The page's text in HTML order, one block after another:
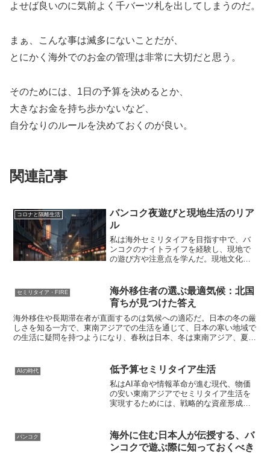
よせば良いのに気前よく千バーツ札を出してしまうのだ。
まぁ、こんな事は滅多にないことだが、
とにかく海外でのお金の管理は非常に大切だと思う。
そのためには、1日の予算を決めるとか、
大きなお金を持ち歩かないなど、
自分なりのルールを決めておくのが良い。
関連記事
コロナと隔離生活
バンコク夜遊びと現地生活のリア
ル
私は海外セミリタイアを目指す中で、バ
ンコクのナイトライフを経験し、現地で
の遊び方や注意点を学んだ。現地文化に
セミリタイア・FIRE
海外移住者の選ぶ最適気候：北国
育ちが見つけた答え
海外移住や長期滞在者が直面するのは気候への適応だ。日本の冬の厳
しさを知る一方で、東南アジアでの生活を通じて、日本の寒い地域で
の生活に疑問を持つようになり、春秋は日本、冬は東南アジア、夏は
AIの時代 低予算セミリタイア生活
私はAI革命や情報革命が進む現代、物価
の安い東南アジアでセミリタイア生活を
実現するためには、戦略的な資産形成と
つことで、安心して配当年金生活を送る
ことができると思う。
バンコク
海外に住む日本人が伝授する、バ
ンコクで遊ぶ際に知っておくべき